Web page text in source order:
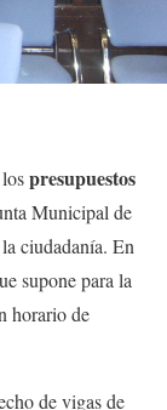
presupuestos
Municipal de
ciudadanía. En
supone para la
horario de
de vigas de